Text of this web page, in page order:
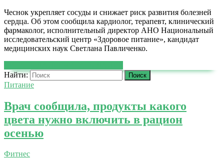
Чеснок укрепляет сосуды и снижает риск развития болезней
сердца. Об этом сообщила кардиолог, терапевт, клинический
фармаколог, исполнительный директор АНО Национальный
исследовательский центр «Здоровое питание», кандидат
медицинских наук Светлана Павличенко.
Найти:
Питание
Врач сообщила, продукты какого
цвета нужно включить в рацион
осенью
Фитнес